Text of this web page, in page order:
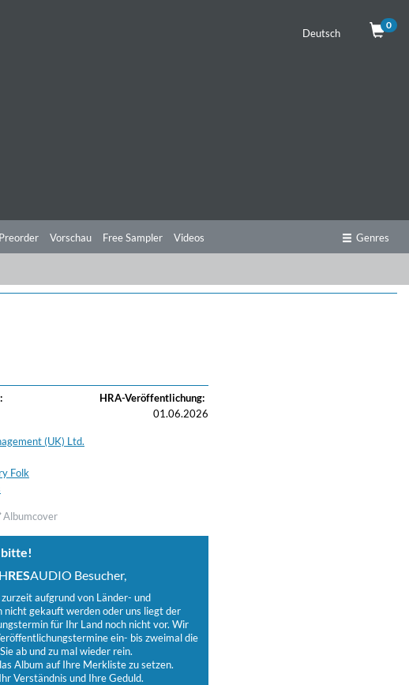
Deutsch
0
Preorder Vorschau Free Sampler Videos Genres
HRA-Veröffentlichung:
01.06.2026
(UK) Ltd.
Folk
Albumcover
bitte!
RESAUDIO Besucher,
aufgrund von Länder- und
nicht gekauft werden oder uns liegt der
für Ihr Land noch nicht vor. Wir
ein- bis zweimal die
ab und zu mal wieder rein.
Album auf Ihre Merkliste zu setzen.
Verständnis und Ihre Geduld.